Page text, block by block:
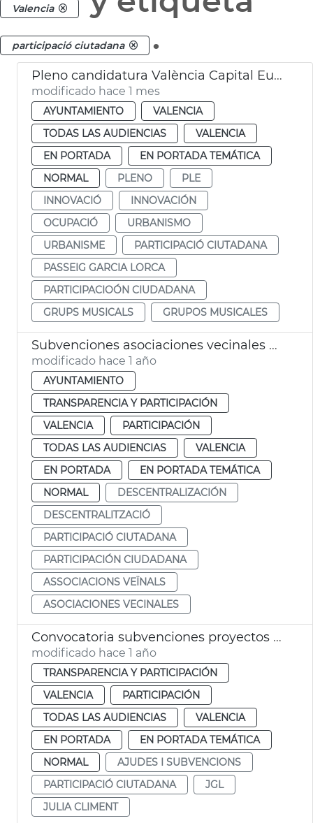
Valencia
participació ciutadana .
Pleno candidatura València Capital Europea Innovación
modificado hace 1 mes
AYUNTAMIENTO
VALENCIA
TODAS LAS AUDIENCIAS
VALENCIA
EN PORTADA
EN PORTADA TEMÁTICA
NORMAL
PLENO
PLE
INNOVACIÓ
INNOVACIÓN
OCUPACIÓ
URBANISMO
URBANISME
PARTICIPACIÓ CIUTADANA
PASSEIG GARCIA LORCA
PARTICIPACIOÓN CIUDADANA
GRUPS MUSICALS
GRUPOS MUSICALES
Subvenciones asociaciones vecinales gastos corrientes València 2025
modificado hace 1 año
AYUNTAMIENTO
TRANSPARENCIA Y PARTICIPACIÓN
VALENCIA
PARTICIPACIÓN
TODAS LAS AUDIENCIAS
VALENCIA
EN PORTADA
EN PORTADA TEMÁTICA
NORMAL
DESCENTRALIZACIÓN
DESCENTRALITZACIÓ
PARTICIPACIÓ CIUTADANA
PARTICIPACIÓN CIUDADANA
ASSOCIACIONS VEÏNALS
ASOCIACIONES VECINALES
Convocatoria subvenciones proyectos participación ciudadana València 2025
modificado hace 1 año
TRANSPARENCIA Y PARTICIPACIÓN
VALENCIA
PARTICIPACIÓN
TODAS LAS AUDIENCIAS
VALENCIA
EN PORTADA
EN PORTADA TEMÁTICA
NORMAL
AJUDES I SUBVENCIONS
PARTICIPACIÓ CIUTADANA
JGL
JULIA CLIMENT